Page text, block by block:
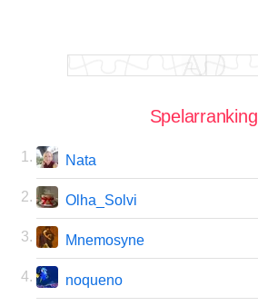
Spelarranking
Nata
Olha_Solvi
Mnemosyne
noqueno